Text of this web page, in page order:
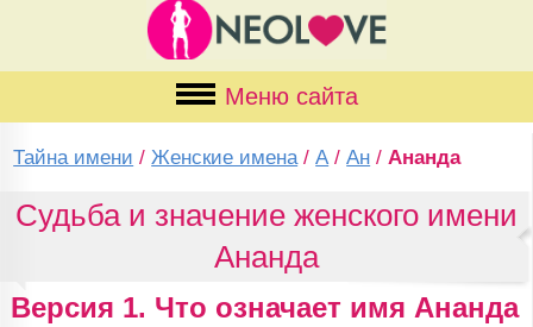
Меню сайта
Тайна имени /Женские имена /А /Ан /Ананда
Судьба и значение женского имени
Ананда
Версия 1. Что означает имя Ананда